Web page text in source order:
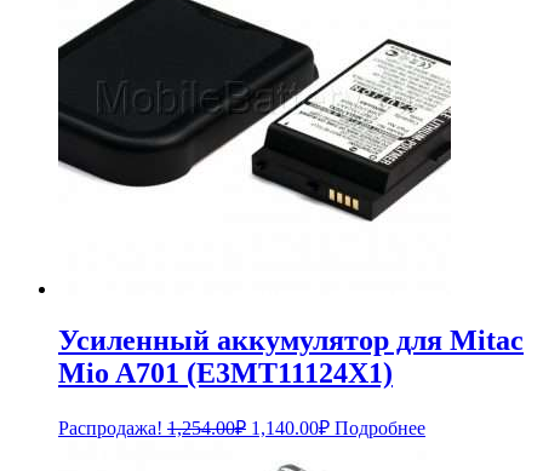
Усиленный аккумулятор для Mitac
Mio A701 (E3MT11124X1)
Распродажа! 1,254.00₽ Первоначальная
составляла
1,140.00₽Текущая
цена:
Подробнее